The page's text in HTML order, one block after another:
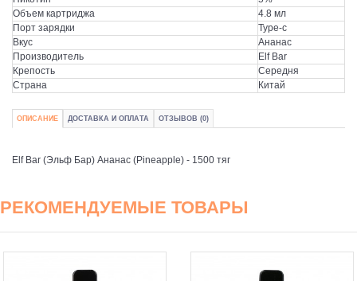
Объем картриджа
4.8 мл
Порт зарядки
Type-c
Вкус
Ананас
Производитель
Elf Bar
Крепость
Середня
Страна
Китай
ОПИСАНИЕ ДОСТАВКА И ОПЛАТА ОТЗЫВОВ (0)
Elf Bar (Эльф Бар) Ананас (Pineapple) - 1500 тяг
РЕКОМЕНДУЕМЫЕ ТОВАРЫ